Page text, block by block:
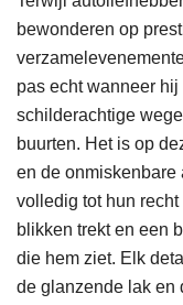
bewonderen op
pas echt wanneer
schilderachtige
buurten. Het is op
en de
volledig tot hun
blikken trekt en een
die hem ziet. Elk
de glanzende lak en